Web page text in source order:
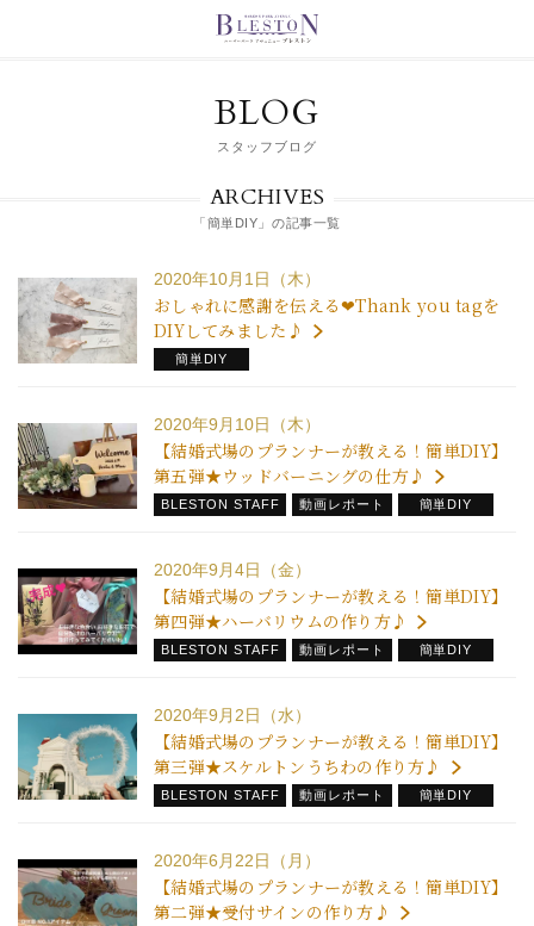
BLOG
スタッフブログ
ARCHIVES
「簡単DIY」の記事一覧
2020年10月1日（木）
おしゃれに感謝を伝える❤Thank you tagを
DIYしてみました♪
簡単DIY
2020年9月10日（木）
【結婚式場のプランナーが教える！簡単DIY】
第五弾★ウッドバーニングの仕方♪
BLESTON STAFF 動画レポート 簡単DIY
2020年9月4日（金）
【結婚式場のプランナーが教える！簡単DIY】
第四弾★ハーバリウムの作り方♪
BLESTON STAFF 動画レポート 簡単DIY
2020年9月2日（水）
【結婚式場のプランナーが教える！簡単DIY】
第三弾★スケルトンうちわの作り方♪
BLESTON STAFF 動画レポート 簡単DIY
2020年6月22日（月）
【結婚式場のプランナーが教える！簡単DIY】
第二弾★受付サインの作り方♪